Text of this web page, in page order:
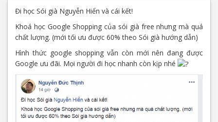
Đi học Sói già Nguyễn Hiển và cái kết!
Khoá học Google Shopping của sói già free nhưng mà quá
chất lượng. (mới tối ưu được 60% theo Sói già hướng dẫn)
Hình thức google shopping vẫn còn mới nên đang được
Google ưu đãi. Mọi người đi học nhanh còn kịp nhé